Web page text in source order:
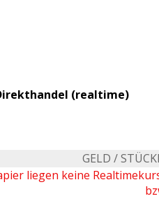
(realtime)
GELD /
liegen keine